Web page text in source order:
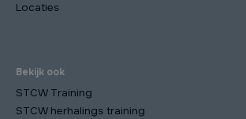
Locaties
Bekijk ook
STCW Training
STCW herhalings training